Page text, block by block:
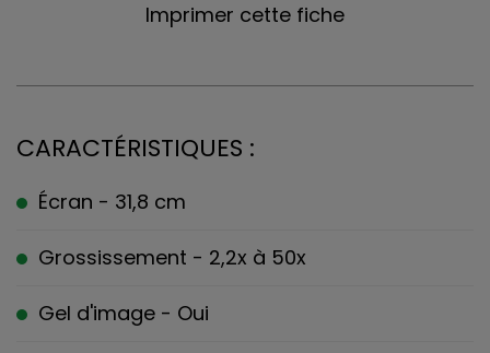
Imprimer cette fiche
CARACTÉRISTIQUES :
Écran - 31,8 cm
Grossissement - 2,2x à 50x
Gel d'image - Oui